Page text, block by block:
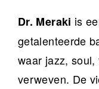
Dr. Meraki is
getalenteerde
waar jazz,
verweven. De